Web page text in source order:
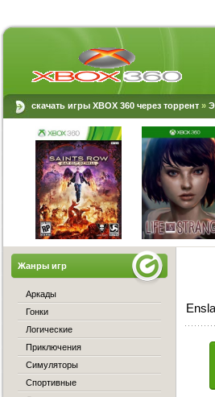
скачать игры XBOX 360 через торрент »
Жанры игр
Аркады
Гонки
Логические
Приключения
Симуляторы
Спортивные